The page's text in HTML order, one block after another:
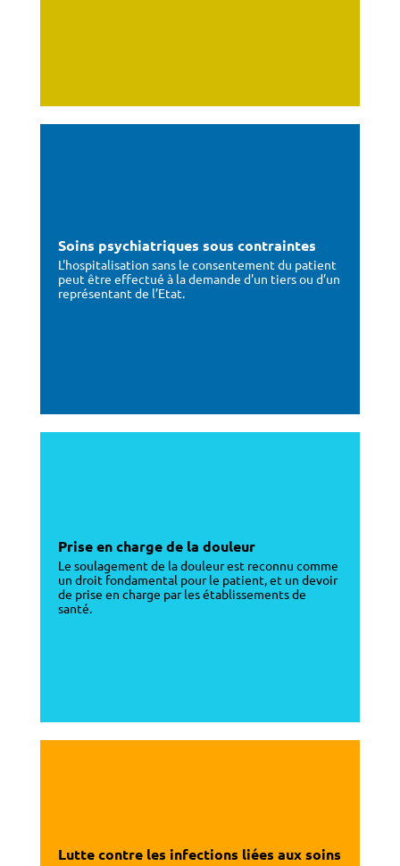
Soins psychiatriques sous contraintes
L'hospitalisation sans le consentement du patient
peut être effectué à la demande d'un tiers ou d’un
représentant de l’Etat.
Prise en charge de la douleur
Le soulagement de la douleur est reconnu comme
un droit fondamental pour le patient, et un devoir
de prise en charge par les établissements de
santé.
Lutte contre les infections liées aux soins